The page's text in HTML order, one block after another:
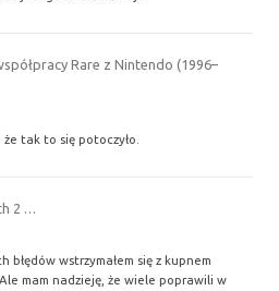
Rare z Nintendo (1996–
tak to się potoczyło.
2 …
błędów wstrzymałem się z kupnem
mam nadzieję, że wiele poprawili w